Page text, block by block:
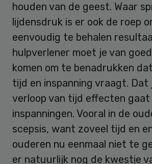
houden van de geest. Waar
lijdensdruk is er ook de roep
eenvoudig te behalen
hulpverlener moet je van
komen om te benadrukken
tijd en inspanning vraagt. Dat
verloop van tijd effecten gaat
inspanningen. Vooral in de
scepsis, want zoveel tijd en
ouderen nu eenmaal niet te
er natuurlijk nog de kwestie